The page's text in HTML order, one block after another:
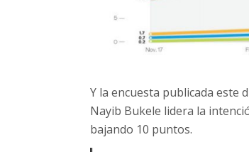
Y la encuesta publicada este
Nayib Bukele lidera la
bajando 10 puntos.